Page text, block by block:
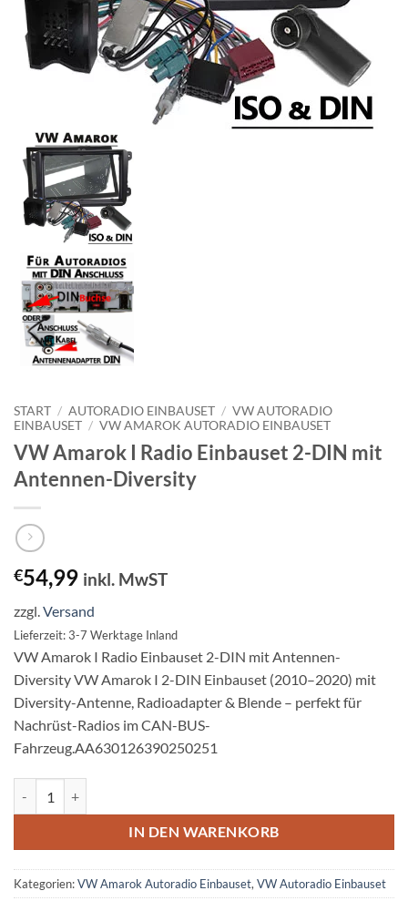
START / AUTORADIO EINBAUSET / VW AUTORADIO
EINBAUSET / VW AMAROK AUTORADIO EINBAUSET
VW Amarok I Radio Einbauset 2-DIN mit
Antennen-Diversity
€54,99 inkl. MwST
zzgl.Versand
Lieferzeit: 3-7 Werktage Inland
VW Amarok I Radio Einbauset 2-DIN mit Antennen-
Diversity VW Amarok I 2-DIN Einbauset (2010–2020) mit
Diversity-Antenne, Radioadapter & Blende – perfekt für
Nachrüst-Radios im CAN-BUS-
Fahrzeug.AA630126390250251
IN DEN WARENKORB
Kategorien:VW Amarok Autoradio Einbauset, VW Autoradio Einbauset